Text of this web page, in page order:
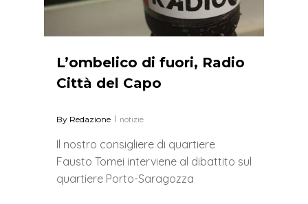
L’ombelico di fuori, Radio
Città del Capo
By Redazione notizie
Il nostro consigliere di quartiere
Fausto Tomei interviene al dibattito sul
quartiere Porto-Saragozza